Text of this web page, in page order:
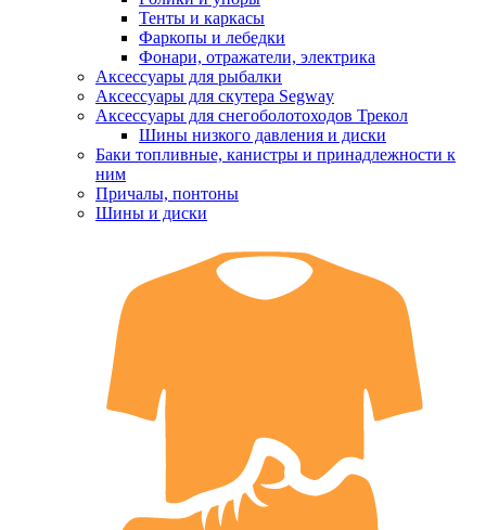
Тенты и каркасы
Фаркопы и лебедки
Фонари, отражатели, электрика
Аксессуары для рыбалки
Аксессуары для скутера Segway
Аксессуары для снегоболотоходов Трекол
Шины низкого давления и диски
Баки топливные, канистры и принадлежности к
ним
Причалы, понтоны
Шины и диски